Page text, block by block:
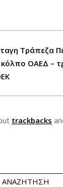
Τράπεζα
ΟΑΕΔ –
trackbacks
ΑΝΑΖΉΤΗΣΗ